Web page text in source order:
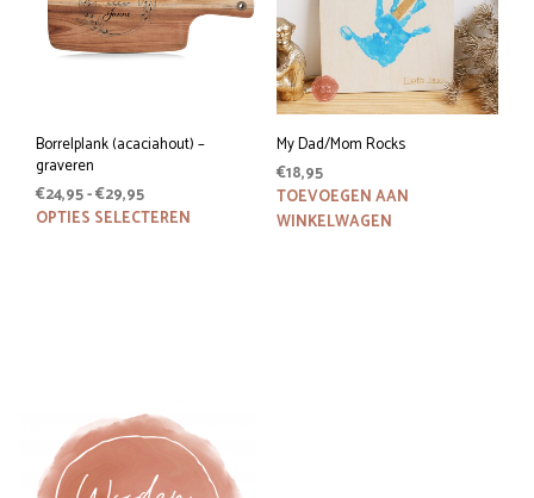
productpagina
Borrelplank (acaciahout) –
graveren
€24,95-€29,95Prijsklasse:
€24,95
OPTIES SELECTEREN
My Dad/Mom Rocks
€18,95
TOEVOEGEN AAN
WINKELWAGEN